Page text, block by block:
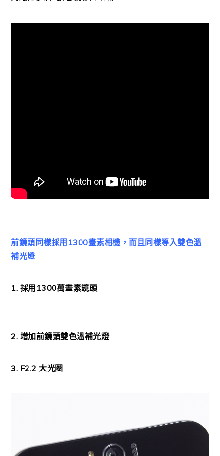
前鏡頭同樣採用1300畫素相機，而且同樣導入雙色溫
補光燈
1. 採用1300萬畫素鏡頭
2. 增加前鏡頭雙色溫補光燈
3. F2.2 大光圈